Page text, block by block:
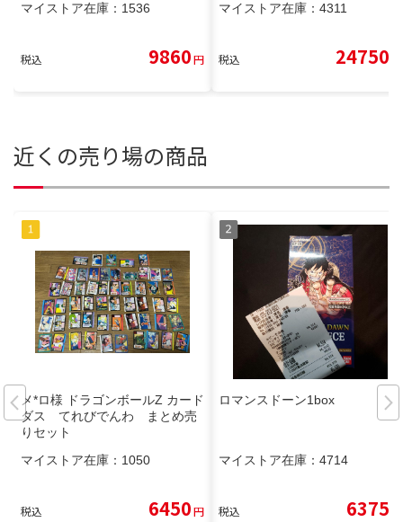
マイストア在庫： 1536
税込 9860円
マイストア在庫： 4311
税込 24750
近くの売り場の商品
メ*ロ様 ドラゴンボールZ カード
ダス てれびでんわ まとめ売
りセット
マイストア在庫： 1050
税込 6450円
ロマンスドーン1box
マイストア在庫： 4714
税込 6375